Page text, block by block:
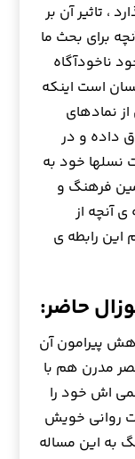
، تاثير آن بر
براي بحث ما
ناخودآگاه
است اينكه
نمادهاي
داده و در
نسلها خود به
فرهنگ و
ي آنچه از
رابطه ي
حاضر:
پيرامون آن
مدرن هم با
اش خود را
روانی خويش
به اين مساله